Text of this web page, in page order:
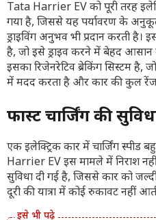
Tata Harrier EV को पूरी तरह
गया है, जिससे यह पर्यावरण के
ड्राइविंग अनुभव भी प्रदान करती है।
है, जो इसे ड्राइव करने में बेहद
इसका रिजेनरेटिव ब्रेकिंग सिस्टम है,
में मदद करता है और कार की कुल रेंज
फास्ट चार्जिंग की
एक इलेक्ट्रिक कार में चार्जिंग स्पीड
Harrier EV इस मामले में निराश
सुविधा दी गई है, जिससे कार को
दूरी की यात्रा में कोई रुकावट नहीं